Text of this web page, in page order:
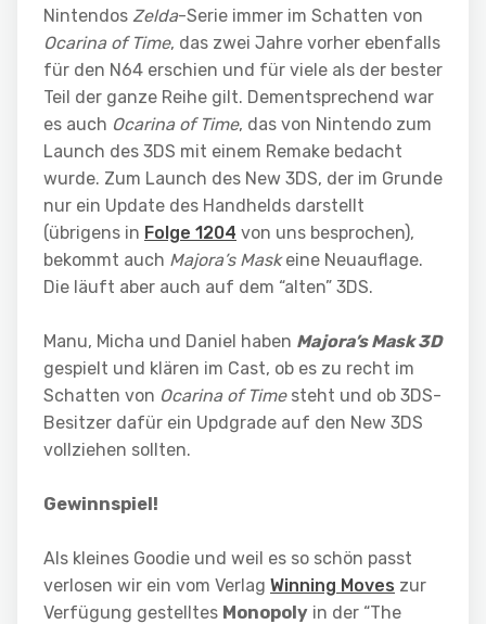
Nintendos Zelda-Serie immer im Schatten von
Ocarina of Time, das zwei Jahre vorher ebenfalls
für den N64 erschien und für viele als der bester
Teil der ganze Reihe gilt. Dementsprechend war
es auch Ocarina of Time, das von Nintendo zum
Launch des 3DS mit einem Remake bedacht
wurde. Zum Launch des New 3DS, der im Grunde
nur ein Update des Handhelds darstellt
(übrigens in Folge 1204 von uns besprochen),
bekommt auch Majora’s Maskeine Neuauflage.
Die läuft aber auch auf dem “alten” 3DS.
Manu, Micha und Daniel haben Majora’s Mask 3D
gespielt und klären im Cast, ob es zu recht im
Schatten von Ocarina of Timesteht und ob 3DS-
Besitzer dafür ein Updgrade auf den New 3DS
vollziehen sollten.
Gewinnspiel!
Als kleines Goodie und weil es so schön passt
verlosen wir ein vom Verlag Winning Moves zur
Verfügung gestelltes Monopoly in der “The